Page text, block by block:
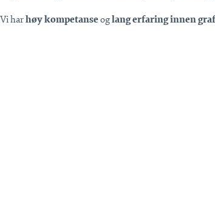
Vi harhøy kompetanseoglang erfaring innen